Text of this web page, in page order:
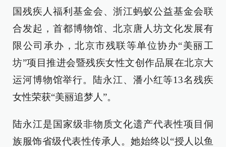
国残疾人福利基金会、浙江蚂蚁公益基金会联
合发起，首都博物馆、北京唐人坊文化发展有
限公司承办，北京市残联等单位协办“美丽工
坊”项目推进会暨残疾女性文创作品展在北京大
运河博物馆举行。陆永江、潘小红等13名残疾
女性荣获“美丽追梦人”。
陆永江是国家级非物质文化遗产代表性项目侗
族服饰省级代表性传承人。她始终以“授人以鱼